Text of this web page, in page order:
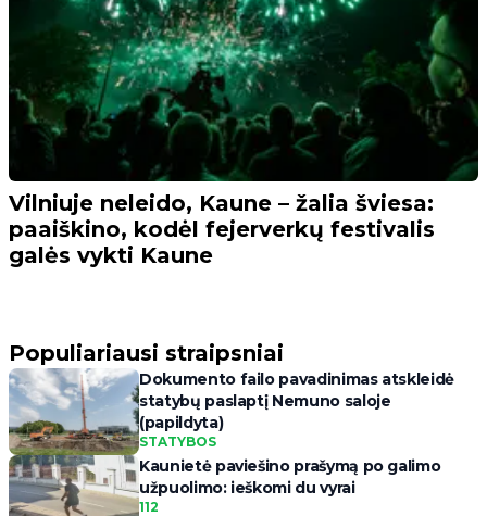
Vilniuje neleido, Kaune – žalia šviesa:
paaiškino, kodėl fejerverkų festivalis
galės vykti Kaune
Populiariausi straipsniai
Dokumento failo pavadinimas atskleidė
statybų paslaptį Nemuno saloje
(papildyta)
STATYBOS
Kaunietė paviešino prašymą po galimo
užpuolimo: ieškomi du vyrai
112